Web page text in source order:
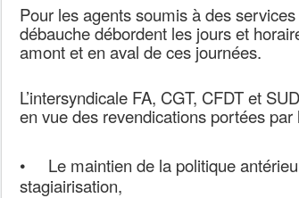
Pour les agents soumis à des
débauche débordent les jours et
amont et en aval de ces journées.
L’intersyndicale FA, CGT, CFDT et
en vue des revendications portées
• Le maintien de la politique
stagiairisation,